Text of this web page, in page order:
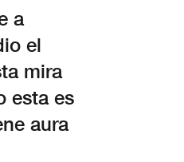
a
el
mira
esta es
aura